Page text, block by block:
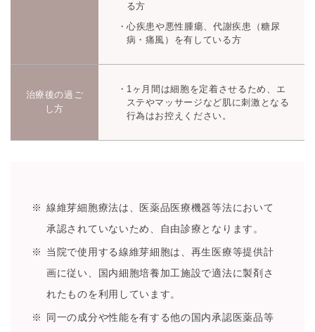
る方
心疾患や悪性腫瘍、代謝疾患（糖尿
病・痛風）を有している方
治療後の過ご
し方
1ヶ月間は細胞を定着させるため、エ
ステやマッサージなど肌に刺激となる
行為はお控えください。
線維芽細胞療法は、医薬品医療機器等法において
承認されていないため、自由診療となります。
当院で使用する線維芽細胞は、再生医療等提供計
画に従い、国内細胞培養加工施設で適法に製剤さ
れたものを利用しています。
同一の成分や性能を有する他の国内承認医薬品等